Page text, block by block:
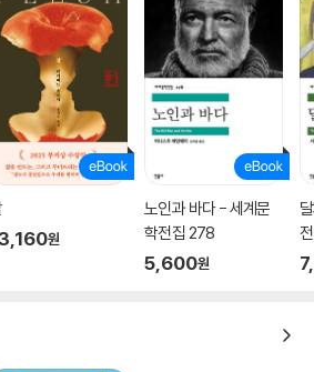
나 넘치거나 둘 중 하나이기 십상이다. ‘메리
은 사랑이나 희생, 행복 등 우리가 흔히 이상
들여다보라고 촉구한다. 『봄에 나는 없었다』
감춰진 인간의 자기기만을 폭로했던 애거사는
층적 감정을 해부하듯 그리면서, 사랑을 무
게 경고한다. 지나친 사랑이 사랑받는 자의 인
티가 추리소설로 못다 한 이야기
렉션
원
노인과 바다 - 세계문
학전집 278
5,600원